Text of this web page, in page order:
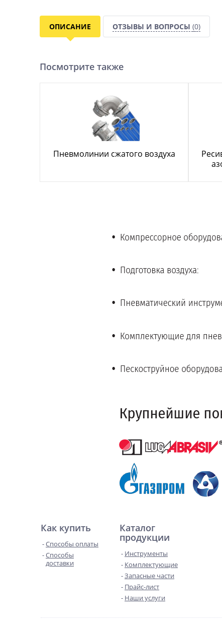
ОПИСАНИЕ ОТЗЫВЫ И ВОПРОСЫ (0)
Посмотрите также
Пневмолинии сжатого воздуха
Как купить
Способы оплаты
Способы
доставки
Каталог
продукции
Инструменты
Комплектующие
Запасные части
Прайс-лист
Наши услуги